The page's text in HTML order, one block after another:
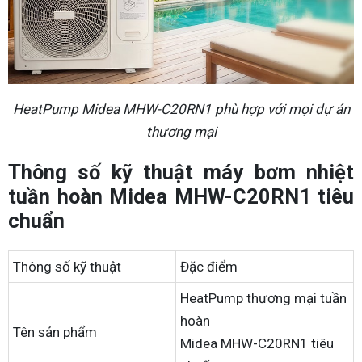
HeatPump Midea MHW-C20RN1 phù hợp với mọi dự án
thương mại
Thông số kỹ thuật máy bơm nhiệt
tuần hoàn Midea MHW-C20RN1 tiêu
chuẩn
Thông số kỹ thuật Đặc điểm
Tên sản phẩm
HeatPump thương mại tuần
hoàn
Midea MHW-C20RN1 tiêu